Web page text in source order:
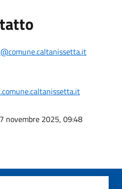
novembre 2025, 09:48